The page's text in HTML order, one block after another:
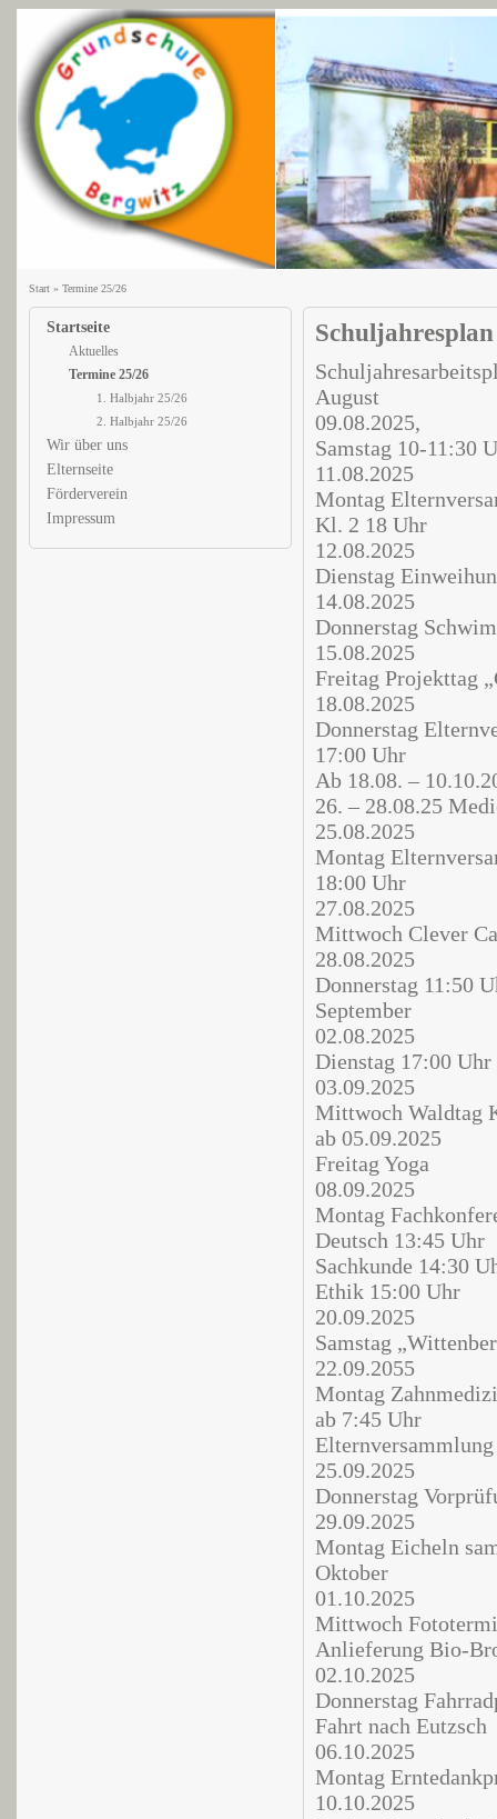
Start» Termine 25/26
Startseite
Aktuelles
Termine 25/26
1. Halbjahr 25/26
2. Halbjahr 25/26
Wir über uns
Elternseite
Förderverein
Impressum
August
09.08.2025,
Samstag 10-11:30
11.08.2025
Montag
Kl. 2 18 Uhr
12.08.2025
Dienstag
14.08.2025
Donnerstag
15.08.2025
Freitag Projekttag
18.08.2025
Donnerstag
17:00 Uhr
Ab 18.08. –
26. – 28.08.25
25.08.2025
Montag
18:00 Uhr
27.08.2025
Mittwoch Clever
28.08.2025
Donnerstag 11:50
September
02.08.2025
Dienstag 17:00 Uhr
03.09.2025
Mittwoch Waldtag
ab 05.09.2025
Freitag Yoga
08.09.2025
Montag
Deutsch 13:45 Uhr
Sachkunde 14:30
Ethik 15:00 Uhr
20.09.2025
Samstag
22.09.2055
Montag
ab 7:45 Uhr
25.09.2025
Donnerstag
29.09.2025
Montag Eicheln
Oktober
01.10.2025
Mittwoch
Anlieferung Bio-
02.10.2025
Donnerstag
Fahrt nach Eutzsch
06.10.2025
Montag
10.10.2025